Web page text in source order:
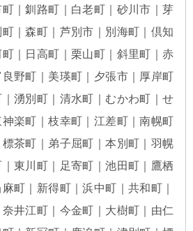
｜釧路町｜白老町｜砂川市｜芽
｜森町｜芦別市｜別海町｜倶知
｜日高町｜栗山町｜斜里町｜赤
野町｜美瑛町｜夕張市｜厚岸町
｜湧別町｜清水町｜むかわ町｜せ
楽町｜枝幸町｜江差町｜南幌町
標茶町｜弟子屈町｜本別町｜羽幌
東川町｜足寄町｜池田町｜鷹栖
町｜新得町｜浜中町｜共和町｜
井江町｜今金町｜大樹町｜由仁